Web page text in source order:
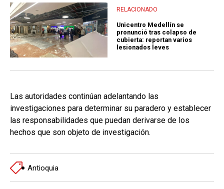
RELACIONADO
Unicentro Medellín se
pronunció tras colapso de
cubierta: reportan varios
lesionados leves
Las autoridades continúan adelantando las
investigaciones para determinar su paradero y establecer
las responsabilidades que puedan derivarse de los
hechos que son objeto de investigación.
Antioquia